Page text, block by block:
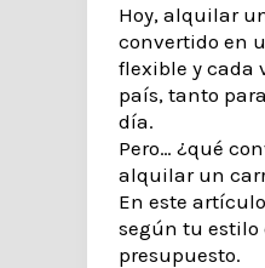
Hoy, alquilar
convertido en
flexible y cada
país, tanto
día.
Pero… ¿qué
alquilar un
En este
según tu estilo
presupuesto.